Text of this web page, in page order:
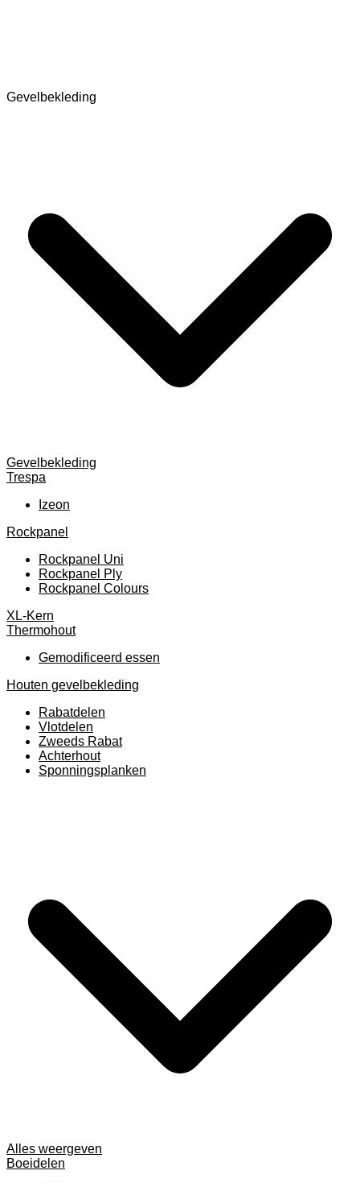
Gevelbekleding
Gevelbekleding
Trespa
Izeon
Rockpanel
Rockpanel Uni
Rockpanel Ply
Rockpanel Colours
XL-Kern
Thermohout
Gemodificeerd essen
Houten gevelbekleding
Rabatdelen
Vlotdelen
Zweeds Rabat
Achterhout
Sponningsplanken
Alles weergeven
Boeidelen